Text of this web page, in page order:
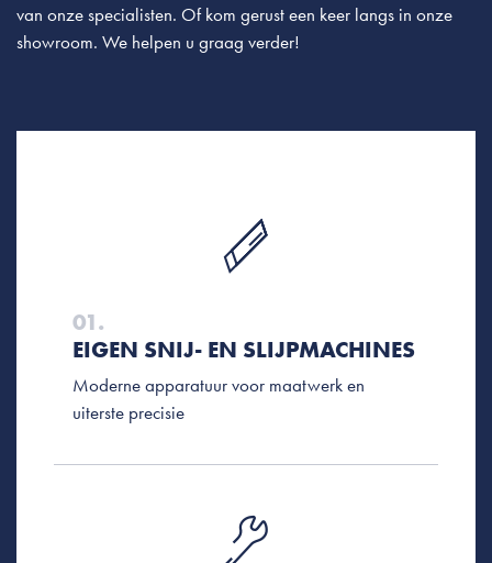
van onze specialisten. Of kom gerust een keer langs in onze
showroom. We helpen u graag verder!
01.
EIGEN SNIJ- EN SLIJPMACHINES
Moderne apparatuur voor maatwerk en
uiterste precisie